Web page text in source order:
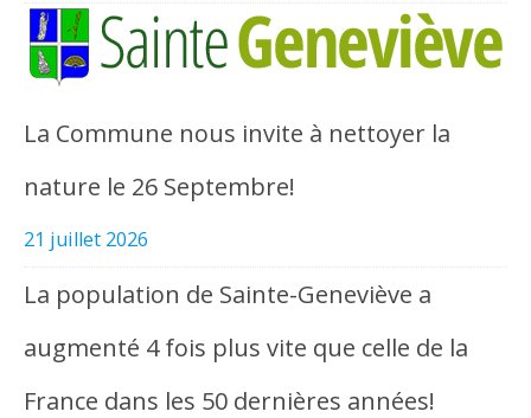
La Commune nous invite à nettoyer la
nature le 26 Septembre!
21 juillet 2026
La population de Sainte-Geneviève a
augmenté 4 fois plus vite que celle de la
France dans les 50 dernières années!